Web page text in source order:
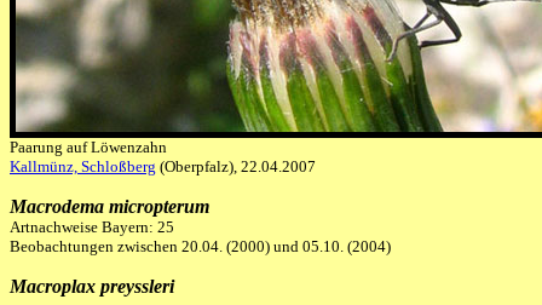
Paarung auf Löwenzahn
Kallmünz, Schloßberg (Oberpfalz), 22.04.2007
Macrodema micropterum
Artnachweise Bayern: 25
Beobachtungen zwischen 20.04. (2000) und 05.10. (2004)
Macroplax preyssleri